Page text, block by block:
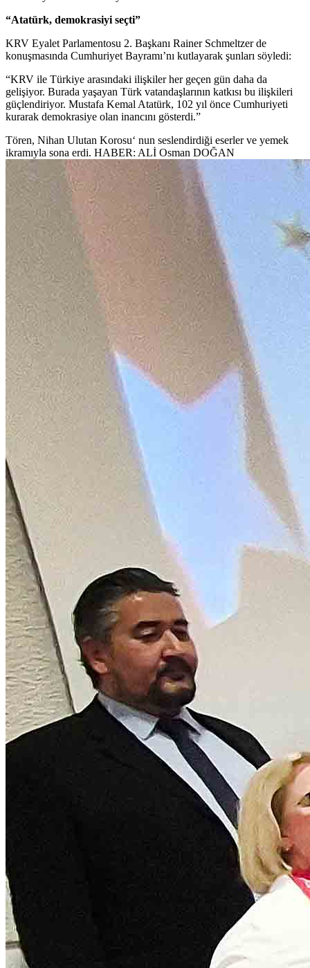
“Atatürk, demokrasiyi seçti”
KRV Eyalet Parlamentosu 2. Başkanı Rainer Schmeltzer de
konuşmasında Cumhuriyet Bayramı’nı kutlayarak şunları söyledi:
“KRV ile Türkiye arasındaki ilişkiler her geçen gün daha da
gelişiyor. Burada yaşayan Türk vatandaşlarının katkısı bu ilişkileri
güçlendiriyor. Mustafa Kemal Atatürk, 102 yıl önce Cumhuriyeti
kurarak demokrasiye olan inancını gösterdi.”
Tören, Nihan Ulutan Korosu‘ nun seslendirdiği eserler ve yemek
ikramıyla sona erdi. HABER: ALİ Osman DOĞAN